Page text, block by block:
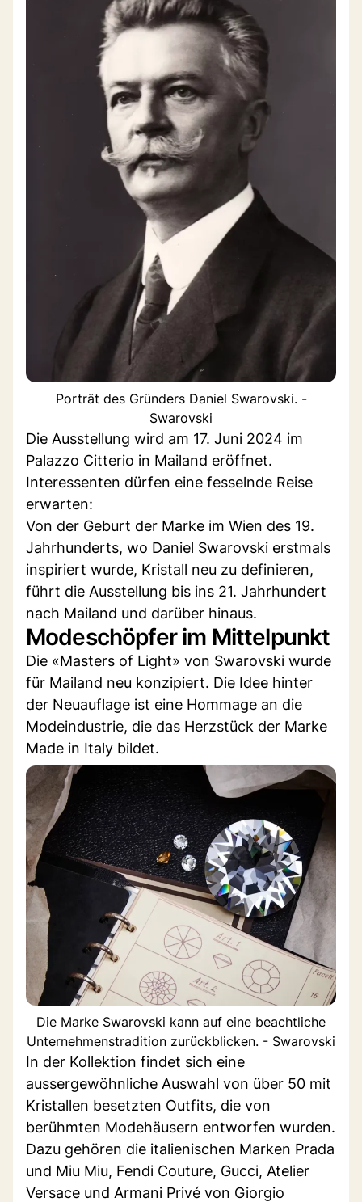
Porträt des Gründers Daniel Swarovski. -
Swarovski
Die Ausstellung wird am 17. Juni 2024 im
Palazzo Citterio in Mailand eröffnet.
Interessenten dürfen eine fesselnde Reise
erwarten:
Von der Geburt der Marke im Wien des 19.
Jahrhunderts, wo Daniel Swarovski erstmals
inspiriert wurde, Kristall neu zu definieren,
führt die Ausstellung bis ins 21. Jahrhundert
nach Mailand und darüber hinaus.
Modeschöpfer im Mittelpunkt
Die «Masters of Light» von Swarovski wurde
für Mailand neu konzipiert. Die Idee hinter
der Neuauflage ist eine Hommage an die
Modeindustrie, die das Herzstück der Marke
Made in Italy bildet.
Die Marke Swarovski kann auf eine beachtliche
Unternehmenstradition zurückblicken. - Swarovski
In der Kollektion findet sich eine
aussergewöhnliche Auswahl von über 50 mit
Kristallen besetzten Outfits, die von
berühmten Modehäusern entworfen wurden.
Dazu gehören die italienischen Marken Prada
und Miu Miu, Fendi Couture, Gucci, Atelier
Versace und Armani Privé von Giorgio